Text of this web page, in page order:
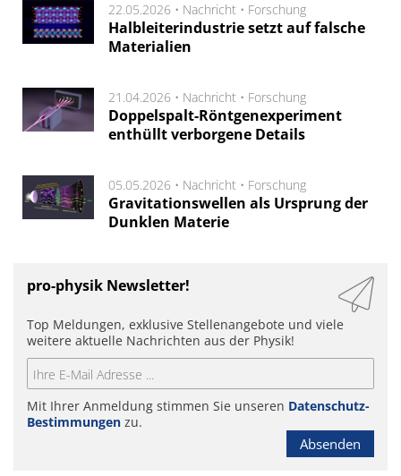
22.05.2026 • Nachricht • Forschung
Halbleiterindustrie setzt auf falsche
Materialien
21.04.2026 • Nachricht • Forschung
Doppelspalt-Röntgenexperiment
enthüllt verborgene Details
05.05.2026 • Nachricht • Forschung
Gravitationswellen als Ursprung der
Dunklen Materie
pro-physik Newsletter!
Top Meldungen, exklusive Stellenangebote und viele
weitere aktuelle Nachrichten aus der Physik!
Mit Ihrer Anmeldung stimmen Sie unseren Datenschutz-
Bestimmungen zu.
Absenden